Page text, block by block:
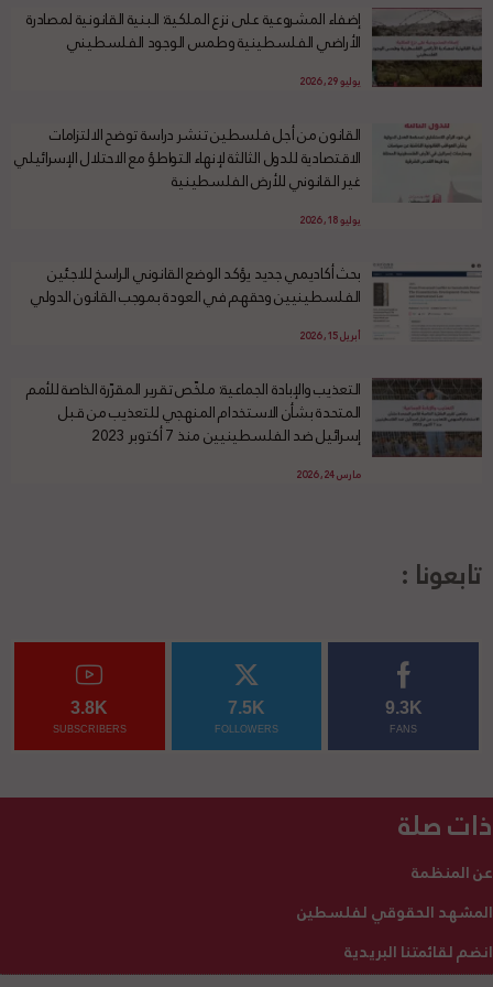
إضفاء المشروعية على نزع الملكية: البنية القانونية لمصادرة
الأراضي الفلسطينية وطمس الوجود الفلسطيني
يوليو 29, 2026
القانون من أجل فلسطين تنشر دراسة توضح الالتزامات
الاقتصادية للدول الثالثة لإنهاء التواطؤ مع الاحتلال الإسرائيلي
غير القانوني للأرض الفلسطينية
يوليو 18, 2026
بحث أكاديمي جديد يؤكد الوضع القانوني الراسخ للاجئين
الفلسطينيين وحقهم في العودة بموجب القانون الدولي
أبريل 15, 2026
التعذيب والإبادة الجماعية: ملخّص تقرير المقرّرة الخاصة للأمم
المتحدة بشأن الاستخدام المنهجي للتعذيب من قبل
إسرائيل ضد الفلسطينيين منذ 7 أكتوبر 2023
مارس 24, 2026
تابعونا :
9.3K
FANS
7.5K
FOLLOWERS
3.8K
SUBSCRIBERS
ذات صلة
عن المنظمة
المشهد الحقوقي لفلسطين
انضم لقائمتنا البريدية